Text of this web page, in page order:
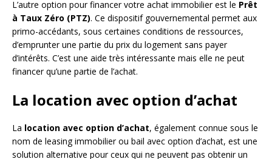
L’autre option pour financer votre achat immobilier est le Prêt
à Taux Zéro (PTZ). Ce dispositif gouvernemental permet aux
primo-accédants, sous certaines conditions de ressources,
d’emprunter une partie du prix du logement sans payer
d’intérêts. C’est une aide très intéressante mais elle ne peut
financer qu’une partie de l’achat.
La location avec option d’achat
La location avec option d’achat, également connue sous le
nom de leasing immobilier ou bail avec option d’achat, est une
solution alternative pour ceux qui ne peuvent pas obtenir un